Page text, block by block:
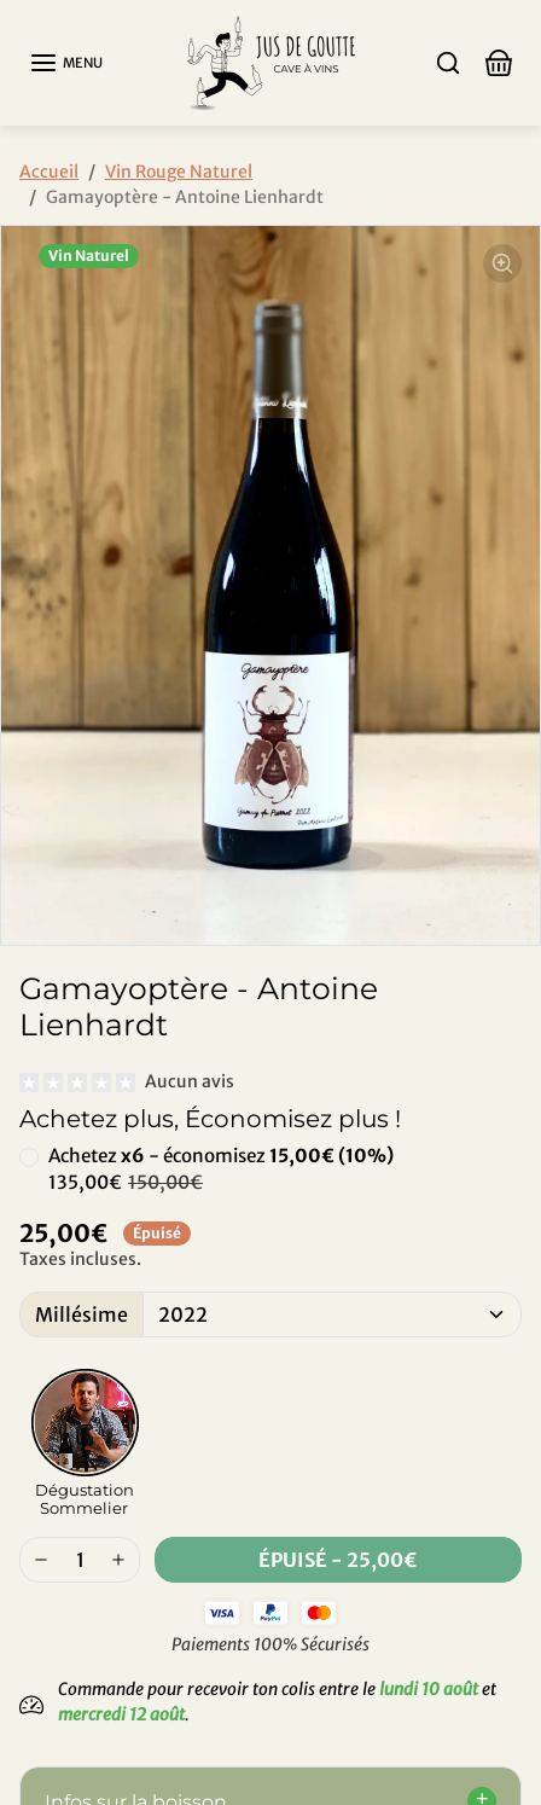
MENU
Accueil
Vin Rouge Naturel
Gamayoptère - Antoine Lienhardt
Vin Naturel
Gamayoptère - Antoine
Lienhardt
Aucun avis
Achetez plus, Économisez plus !
Achetezx6 - économisez15,00€ (10%)
135,00€ 150,00€
25,00€ Épuisé
Taxes incluses.
Millésime
Dégustation
Sommelier
ÉPUISÉ - 25,00€
Paiements 100% Sécurisés
Commande pour recevoir ton colis entre lelundi 10 aoûtet
mercredi 12 août.